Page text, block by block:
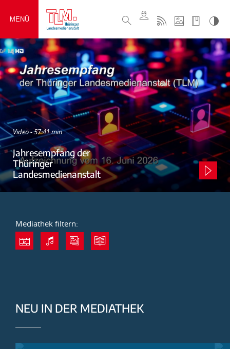
MENÜ
Video - 57:41 min
Jahresempfang der
Thüringer
Landesmedienanstalt
Mediathek filtern:
NEU IN DER MEDIATHEK